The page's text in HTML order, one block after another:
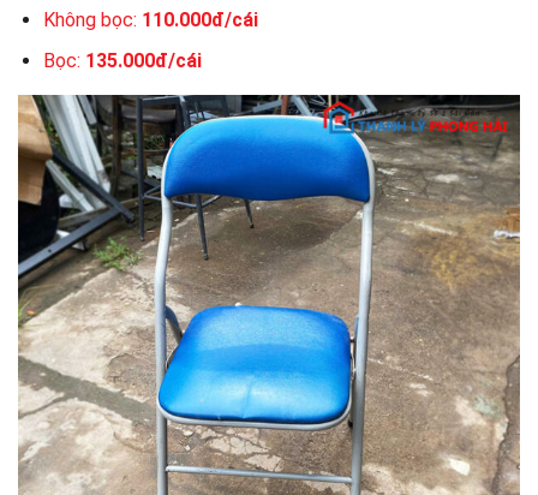
Không bọc: 110.000đ/cái
Bọc: 135.000đ/cái